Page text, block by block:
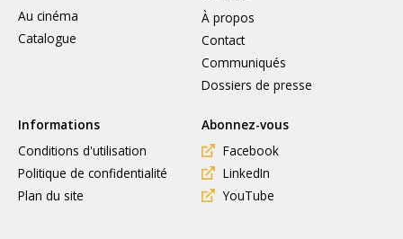
Au cinéma
Catalogue
À propos
Contact
Communiqués
Dossiers de presse
Informations
Conditions d'utilisation
Politique de confidentialité
Plan du site
Abonnez-vous
Facebook
LinkedIn
YouTube